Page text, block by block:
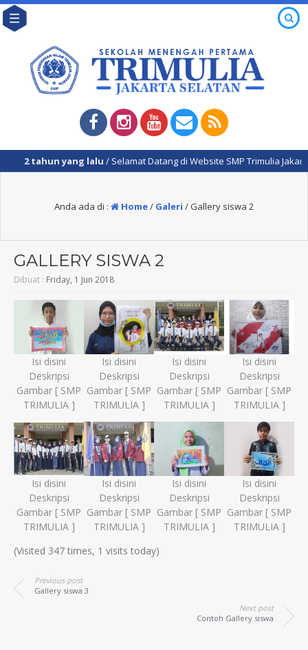
2 tahun yang lalu / Selamat Datang di Website SMP Trimulia Jakarta
Anda ada di : Home/ Galeri / Gallery siswa 2
GALLERY SISWA 2
Dibuat : Friday, 1 Jun 2018
Isi disini
Deskripsi
Gambar [ SMP
TRIMULIA ]
Isi disini
Deskripsi
Gambar [ SMP
TRIMULIA ]
Isi disini
Deskripsi
Gambar [ SMP
TRIMULIA ]
Isi disini
Deskripsi
Gambar [ SMP
TRIMULIA ]
Isi disini
Deskripsi
Gambar [ SMP
TRIMULIA ]
Isi disini
Deskripsi
Gambar [ SMP
TRIMULIA ]
Isi disini
Deskripsi
Gambar [ SMP
TRIMULIA ]
Isi disini
Deskripsi
Gambar [ SMP
TRIMULIA ]
(Visited 347 times, 1 visits today)
Previous post
Gallery siswa 3
Next post
Contoh Gallery siswa